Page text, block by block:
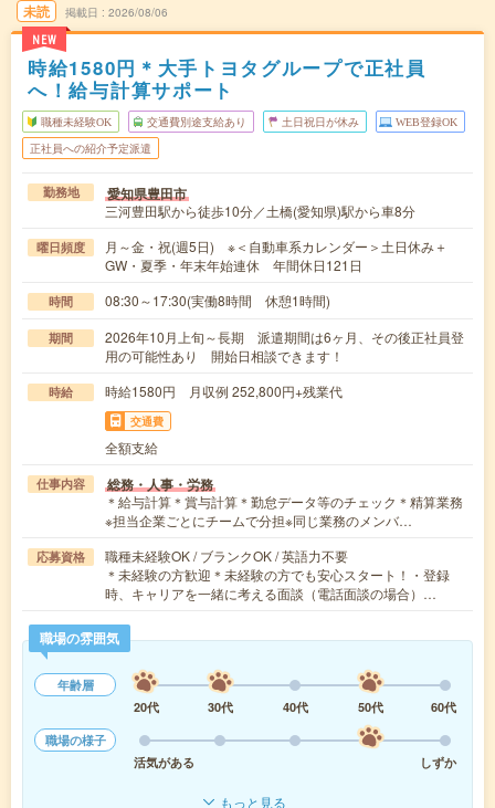
未読
NEW
掲載日 2026/08/06
時給1580円＊大手トヨタグループで正社員
へ！給与計算サポート
職種未経験OK 交通費別途支給あり 土日祝日が休み WEB登録OK
正社員への紹介予定派遣
勤務地 愛知県豊田市
三河豊田駅から徒歩10分／土橋(愛知県)駅から車8分
曜日頻度
月～金・祝(週5日) ※＜自動車系カレンダー＞土日休み＋
GW・夏季・年末年始連休 年間休日121日
時間 08:30～17:30(実働8時間 休憩1時間)
期間
2026年10月上旬～長期 派遣期間は6ヶ月、その後正社員登
用の可能性あり 開始日相談できます！
時給 時給1580円 月収例 252,800円+残業代
交通費
全額支給
仕事内容 総務・人事・労務
＊給与計算＊賞与計算＊勤怠データ等のチェック＊精算業務
※担当企業ごとにチームで分担※同じ業務のメンバ…
応募資格
職種未経験OK / ブランクOK / 英語力不要
＊未経験の方歓迎＊未経験の方でも安心スタート！・登録
時、キャリアを一緒に考える面談（電話面談の場合）…
職場の雰囲気
年齢層
20代
30代 40代 50代
60代
職場の様子
活気がある
しずか
もっと見る